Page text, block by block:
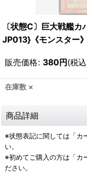
〔状態C〕巨大戦艦
JP013}《モンスター》
販売価格: 380円(税
在庫数 ×
商品詳細
※状態表記に関しては「カ
い。
※初めてご購入の方は「カ
ださい。